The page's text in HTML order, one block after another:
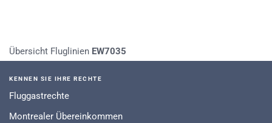
Übersicht Fluglinien EW7035
KENNEN SIE IHRE RECHTE
Fluggastrechte
Montrealer Übereinkommen